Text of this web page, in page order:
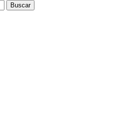
Buscar